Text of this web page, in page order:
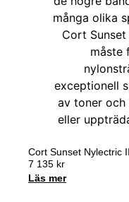
Cort Sunset Nylectric
7 135 kr
Läs mer